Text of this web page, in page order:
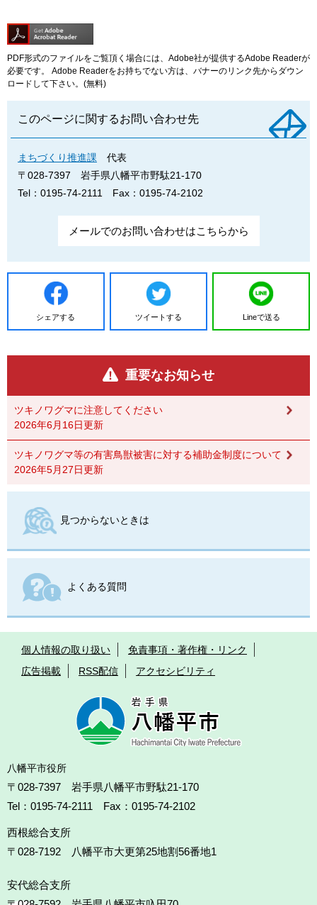
PDF形式のファイルをご覧頂く場合には、Adobe社が提供するAdobe Readerが
必要です。
Adobe Readerをお持ちでない方は、バナーのリンク先からダウン
ロードして下さい。(無料)
このページに関するお問い合わせ先
まちづくり推進課
代表
〒028-7397
岩手県八幡平市野駄21-170
Tel：0195-74-2111
Fax：0195-74-2102
メールでのお問い合わせはこちらから
シェアする ツイートする Lineで送る
重要なお知らせ
ツキノワグマに注意してください
2026年6月16日更新
ツキノワグマ等の有害鳥獣被害に対する補助金制度について
2026年5月27日更新
見つからないときは
よくある質問
個人情報の取り扱い
免責事項・著作権・リンク
広告掲載
RSS配信 アクセシビリティ
八幡平市役所
〒028-7397 岩手県八幡平市野駄21-170
Tel：0195-74-2111 Fax：0195-74-2102
西根総合支所
〒028-7192
八幡平市大更第25地割56番地1
安代総合支所